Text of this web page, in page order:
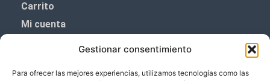
Gestionar consentimiento
Para ofrecer las mejores experiencias, utilizamos tecnologías como las
Carrito
Mi cuenta
Política de cookies (UE)